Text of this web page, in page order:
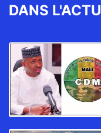
DANS L'ACTU